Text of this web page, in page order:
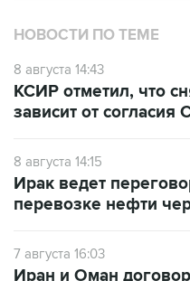
НОВОСТИ ПО ТЕМЕ
8 августа 14:43
КСИР отметил, что
зависит от
8 августа 14:15
Ирак ведет
перевозке нефти
7 августа 16:03
Иран и Оман